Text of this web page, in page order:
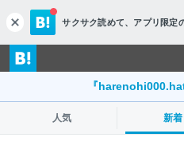
c
l
o
s
サクサク読めて、 アプリ限定
『
人気 新着